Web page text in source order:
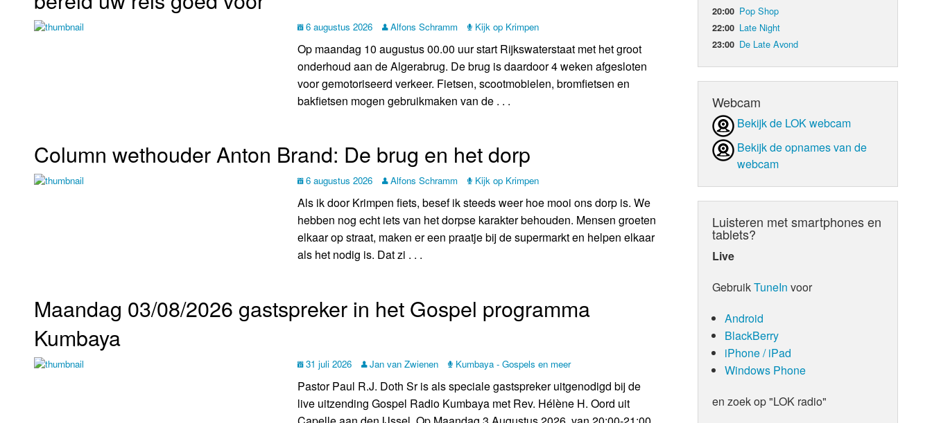
Vrijdag
LOK schijf
Over Krimpen a/d IJssel
6 augustus 2026 Alfons Schramm Kijk op Krimpen
Op maandag 10 augustus 00.00 uur start Rijkswaterstaat met het groot
onderhoud aan de Algerabrug. De brug is daardoor 4 weken afgesloten
voor gemotoriseerd verkeer. Fietsen, scootmobielen, bromfietsen en
bakfietsen mogen gebruikmaken van de . . .
Column wethouder Anton Brand: De brug en het dorp
6 augustus 2026 Alfons Schramm Kijk op Krimpen
Als ik door Krimpen fiets, besef ik steeds weer hoe mooi ons dorp is. We
hebben nog echt iets van het dorpse karakter behouden. Mensen groeten
elkaar op straat, maken er een praatje bij de supermarkt en helpen elkaar
als het nodig is. Dat zi . . .
Maandag 03/08/2026 gastspreker in het Gospel programma
Kumbaya
31 juli 2026 Jan van Zwienen Kumbaya - Gospels en meer
Pastor Paul R.J. Doth Sr is als speciale gastspreker uitgenodigd bij de
live uitzending Gospel Radio Kumbaya met Rev. Hélène H. Oord uit
20:00 Pop Shop
22:00 Late Night
23:00 De Late Avond
Webcam
Bekijk de LOK webcam
Bekijk de opnames van de
webcam
Luisteren met smartphones en
tablets?
Live
GebruikTuneIn voor
Android
BlackBerry
iPhone / iPad
Windows Phone
en zoek op "LOK radio"